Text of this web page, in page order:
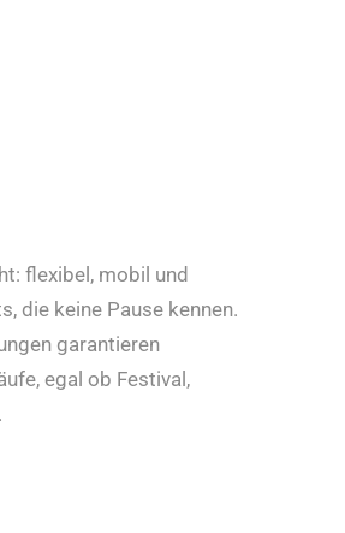
flexibel, mobil und
die keine Pause kennen.
garantieren
egal ob Festival,